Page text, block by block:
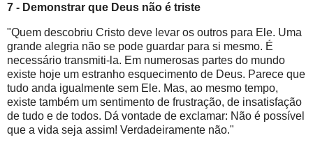
7 - Demonstrar que Deus não é triste
"Quem descobriu Cristo deve levar os outros para Ele. Uma
grande alegria não se pode guardar para si mesmo. É
necessário transmiti-la. Em numerosas partes do mundo
existe hoje um estranho esquecimento de Deus. Parece que
tudo anda igualmente sem Ele. Mas, ao mesmo tempo,
existe também um sentimento de frustração, de insatisfação
de tudo e de todos. Dá vontade de exclamar: Não é possível
que a vida seja assim! Verdadeiramente não."